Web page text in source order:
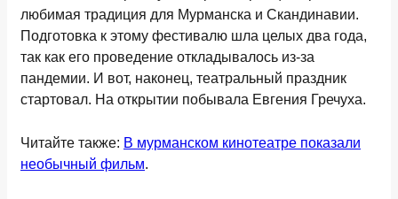
любимая традиция для Мурманска и Скандинавии.
Подготовка к этому фестивалю шла целых два года,
так как его проведение откладывалось из-за
пандемии. И вот, наконец, театральный праздник
стартовал. На открытии побывала Евгения Гречуха.
Читайте также: В мурманском кинотеатре показали
необычный фильм.